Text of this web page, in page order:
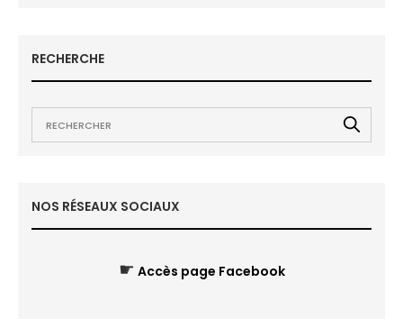
RECHERCHE
NOS RÉSEAUX SOCIAUX
☛ Accès page Facebook